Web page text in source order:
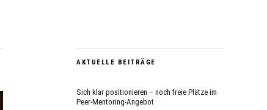
AKTUELLE BEITRÄGE
Sich klar positionieren – noch freie Plätze im
Peer-Mentoring-Angebot